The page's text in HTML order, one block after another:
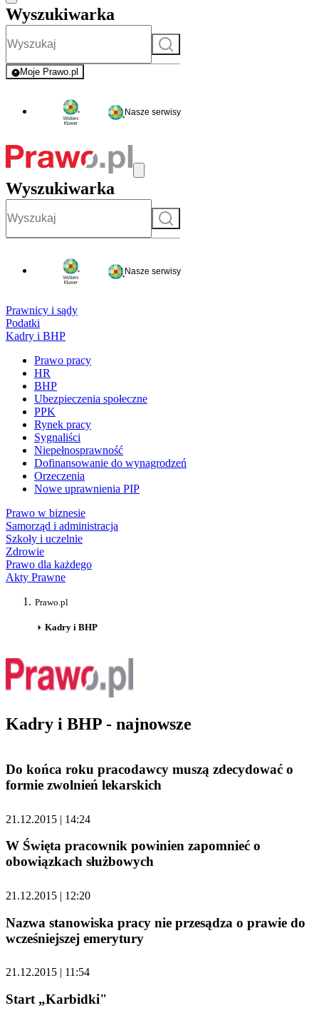
Wyszukiwarka
Szukaj
Moje Prawo.pl
- rejestracja i logowanie do serwisu
Nasze serwisy
Wyszukiwarka
Szukaj
Nasze serwisy
Prawnicy i sądy
Podatki
Kadry i BHP
Prawo pracy
HR
BHP
Ubezpieczenia społeczne
PPK
Rynek pracy
Sygnaliści
Niepełnosprawność
Dofinansowanie do wynagrodzeń
Orzeczenia
Nowe uprawnienia PIP
Prawo w biznesie
Samorząd i administracja
Szkoły i uczelnie
Zdrowie
Prawo dla każdego
Akty Prawne
Prawo.pl
Kadry i BHP
Kadry i BHP - najnowsze
Do końca roku pracodawcy muszą zdecydować o
formie zwolnień lekarskich
21.12.2015 | 14:24
W Święta pracownik powinien zapomnieć o
obowiązkach służbowych
21.12.2015 | 12:20
Nazwa stanowiska pracy nie przesądza o prawie do
wcześniejszej emerytury
21.12.2015 | 11:54
Start „Karbidki"